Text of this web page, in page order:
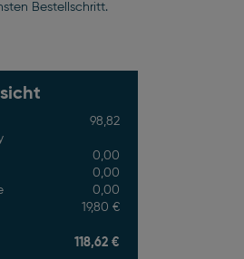
Bestellschritt.
98,82
0,00
0,00
0,00
19,80 €
118,62 €